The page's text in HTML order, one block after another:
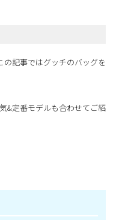
記事ではグッチのバッグを
&定番モデルも合わせてご紹